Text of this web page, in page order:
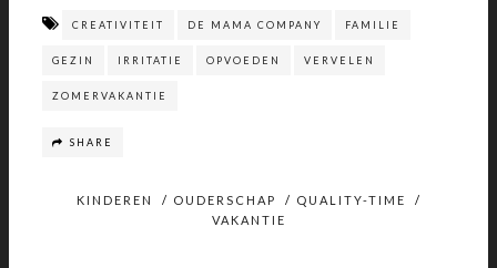
CREATIVITEIT DE MAMA COMPANY FAMILIE
GEZIN IRRITATIE OPVOEDEN VERVELEN
ZOMERVAKANTIE
SHARE
KINDEREN / OUDERSCHAP / QUALITY-TIME
/
VAKANTIE